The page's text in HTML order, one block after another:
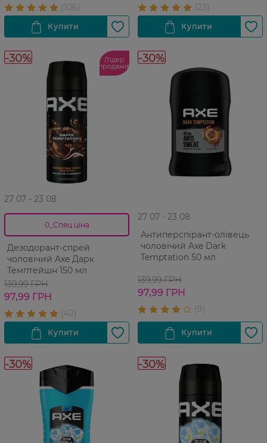
-30% Лідер
продажів
27 07 - 23 08
0_Спец.ціна
Дезодорант-спрей
чоловічий Axe Дарк
Темптейшн 150 мл
139,99 ГРН
97,99 ГРН
-30%
27 07 - 23 08
Антиперспірант-олівець
чоловічий Axe Dark
Temptation 50 мл
139,99 ГРН
97,99 ГРН
-30% -30%